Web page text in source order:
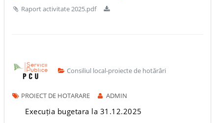
Raport activitate 2025.pdf
Consiliul local-proiecte de hotărâri
PROIECT DE HOTARARE ADMIN
Execuția bugetara la 31.12.2025